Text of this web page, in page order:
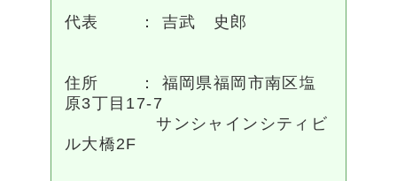
代表 ： 吉武 史郎
住所 ： 福岡県福岡市南区塩
原3丁目17-7
サンシャインシティビ
ル大橋2F